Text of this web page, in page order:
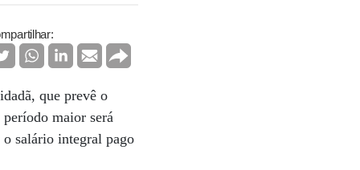
que prevê o
período maior será
salário integral pago